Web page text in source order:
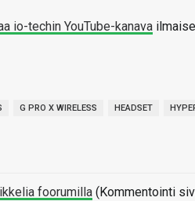
io-techin YouTube-kanava
G PRO X WIRELESS HEADSET
foorumilla (Kommentointi